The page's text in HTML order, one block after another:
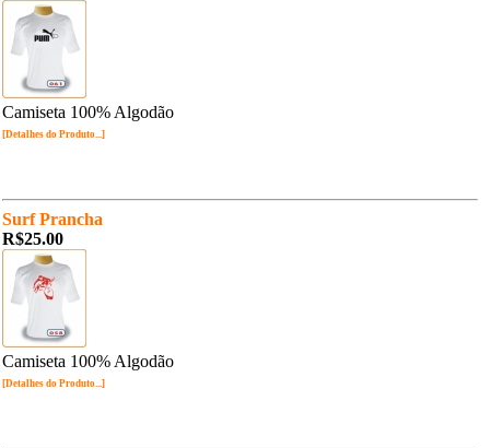
Camiseta 100% Algodão
[Detalhes do Produto...]
Surf Prancha
R$25.00
Camiseta 100% Algodão
[Detalhes do Produto...]